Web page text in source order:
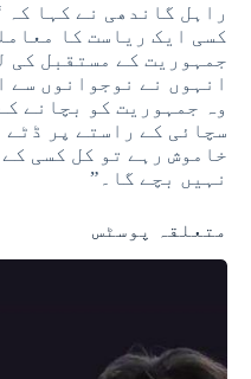
راہل گاندھی نے کہا کہ
کسی ایک ریاست کا
جمہوریت کے مستقبل کی
انہوں نے نوجوانوں سے
وہ جمہوریت کو بچانے
سچائی کے راستے پر ڈٹے
خاموش رہے تو کل کسی
نہیں بچے گا۔”
متعلقہ پوسٹس